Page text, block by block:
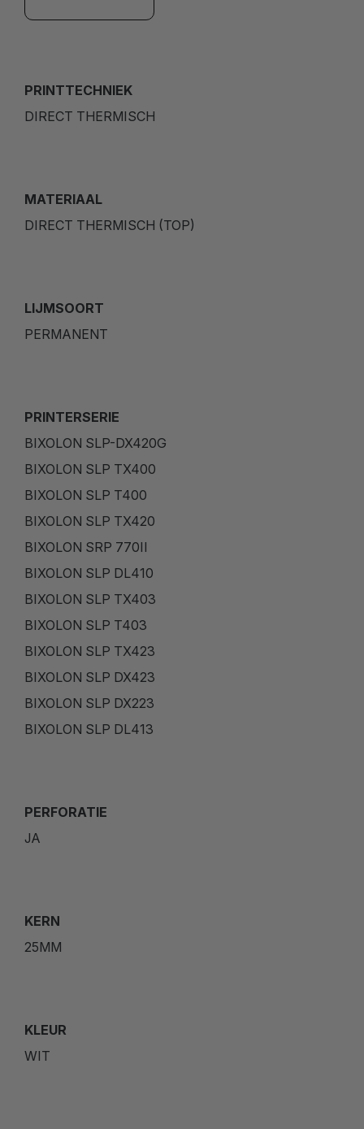
PRINTTECHNIEK
DIRECT THERMISCH
MATERIAAL
DIRECT THERMISCH (TOP)
LIJMSOORT
PERMANENT
PRINTERSERIE
BIXOLON SLP-DX420G
BIXOLON SLP TX400
BIXOLON SLP T400
BIXOLON SLP TX420
BIXOLON SRP 770II
BIXOLON SLP DL410
BIXOLON SLP TX403
BIXOLON SLP T403
BIXOLON SLP TX423
BIXOLON SLP DX423
BIXOLON SLP DX223
BIXOLON SLP DL413
PERFORATIE
JA
KERN
25MM
KLEUR
WIT